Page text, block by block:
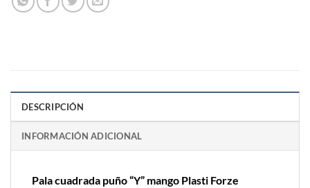
DESCRIPCIÓN
INFORMACIÓN ADICIONAL
Pala cuadrada puño “Y” mango Plasti Forze